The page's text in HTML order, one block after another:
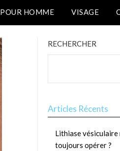
POUR HOMME VISAGE
RECHERCHER
Articles Récents
Lithiase
toujours opérer ?